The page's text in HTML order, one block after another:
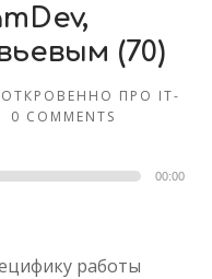
(70)
ОТКРОВЕННО ПРО IT-
0 COMMENTS
00:00
работы